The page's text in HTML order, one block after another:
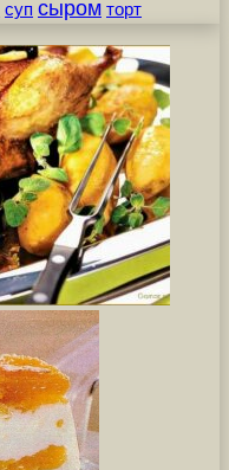
суп сыром торт